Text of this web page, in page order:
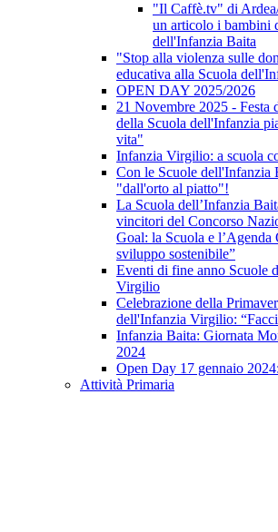
"Il Caffè.tv" di
un articolo i bambini
dell'Infanzia Baita
"Stop alla violenza sulle
educativa alla Scuola
OPEN DAY 2025/2026
21 Novembre 2025 -
della Scuola dell'Infanzia
vita"
Infanzia Virgilio: a scuola
Con le Scuole dell'Infanzia
"dall'orto al piatto"!
La Scuola dell’Infanzia
vincitori del Concorso
Goal: la Scuola e
sviluppo sostenibile”
Eventi di fine anno Scuole
Virgilio
Celebrazione della
dell'Infanzia Virgilio:
Infanzia Baita: Giornata
2024
Open Day 17 gennaio
Attività Primaria